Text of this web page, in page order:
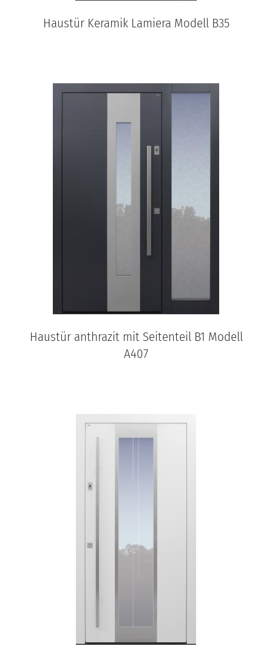
Haustür Keramik Lamiera Modell B35
Haustür anthrazit mit Seitenteil B1 Modell
A407